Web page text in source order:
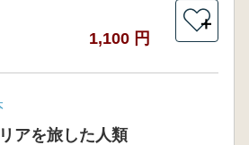
1,100 円
＋
アを旅した人類